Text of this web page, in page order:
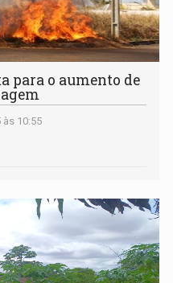
para o aumento de
às 10:55